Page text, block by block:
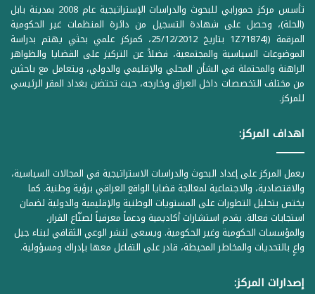
تأسس مركز حمورابي للبحوث والدراسات الإستراتيجية عام 2008 بمدينة بابل
(الحلة)، وحصل على شهادة التسجيل من دائرة المنظمات غير الحكومية
المرقمة ((1Z71874 بتاريخ 25/12/2012، كمركز علمي بحثي يهتم بدراسة
الموضوعات السياسية والمجتمعية، فضلاً عن التركيز على القضايا والظواهر
الراهنة والمحتملة في الشأن المحلي والإقليمي والدولي، ويتعامل مع باحثين
من مختلف التخصصات داخل العراق وخارجه، حيث تحتضن بغداد المقر الرئيسي
للمركز.
اهداف المركز:
يعمل المركز على إعداد البحوث والدراسات الاستراتيجية في المجالات السياسية،
والاقتصادية، والاجتماعية لمعالجة قضايا الواقع العراقي برؤية وطنية. كما
يختص بتحليل التطورات على المستويات الوطنية والإقليمية والدولية لضمان
استجابات فعالة. يقدم استشارات أكاديمية ودعماً معرفياً لصنّاع القرار،
والمؤسسات الحكومية وغير الحكومية. ويسعى لنشر الوعي الثقافي لبناء جيل
واعٍ بالتحديات والمخاطر المحيطة، قادر على التفاعل معها بإدراك ومسؤولية.
إصدارات المركز: